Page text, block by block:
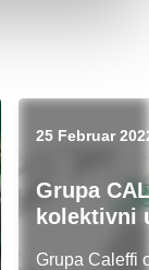
25 Februar
Grupa
kolektivni
Grupa Caleffi